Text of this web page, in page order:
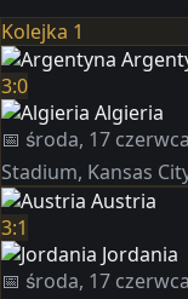
Kolejka 1
3:0
Algieria
📅 środa, 17
Stadium, Kansas
Austria
3:1
Jordania
📅 środa, 17